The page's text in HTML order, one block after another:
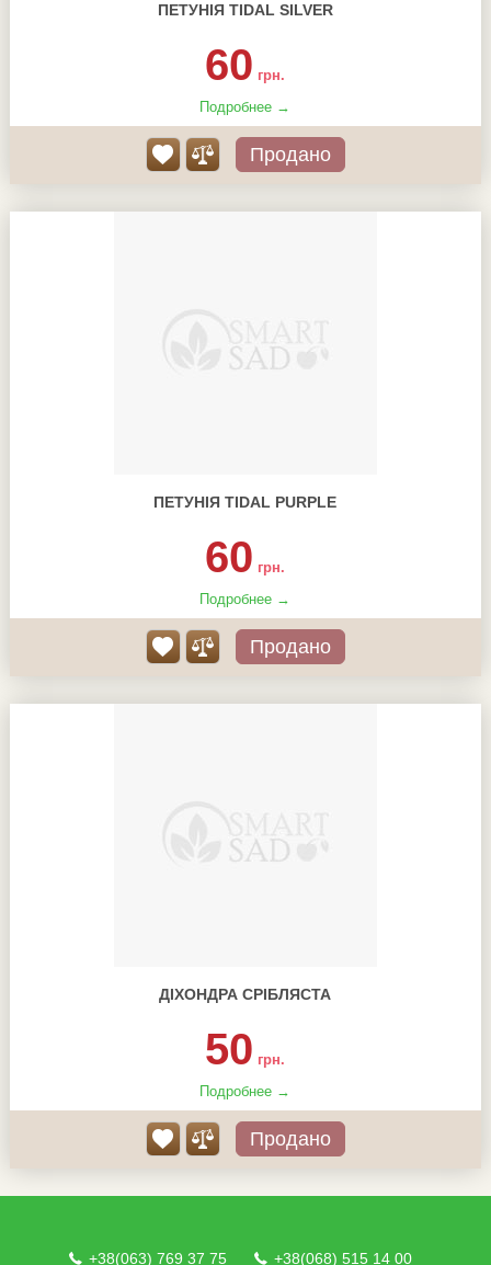
ПЕТУНІЯ TIDAL SILVER
60 грн.
Подробнее →
Продано
ПЕТУНІЯ TIDAL PURPLE
60 грн.
Подробнее →
Продано
ДІХОНДРА СРІБЛЯСТА
50 грн.
Подробнее →
Продано
+38(063) 769 37 75 +38(068) 515 14 00